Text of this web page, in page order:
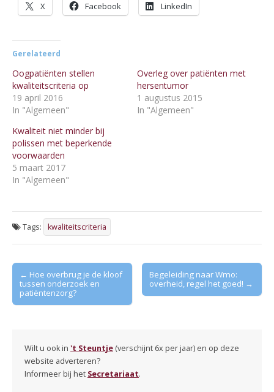
X Facebook LinkedIn
Gerelateerd
Oogpatiënten stellen
kwaliteitscriteria op
19 april 2016
In "Algemeen"
Overleg over patiënten met
hersentumor
1 augustus 2015
In "Algemeen"
Kwaliteit niet minder bij
polissen met beperkende
voorwaarden
5 maart 2017
In "Algemeen"
Tags: kwaliteitscriteria
Post
navigation
← Hoe overbrug je de kloof
tussen onderzoek en
patiëntenzorg?
Begeleiding naar Wmo:
overheid, regel het goed! →
Wilt u ook in 't Steuntje (verschijnt 6x per jaar) en op deze
website adverteren?
Informeer bij het Secretariaat.